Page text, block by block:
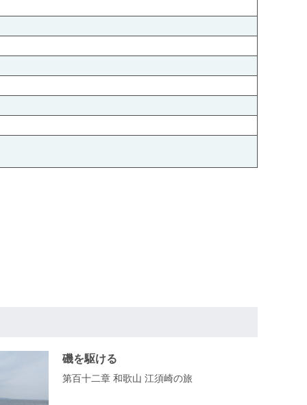
磯を駆ける
第百十二章 和歌山 江須崎の旅